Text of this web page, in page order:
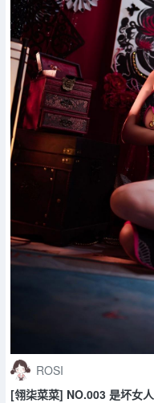
ROSI
[翎柒菜菜] NO.003 是坏女人